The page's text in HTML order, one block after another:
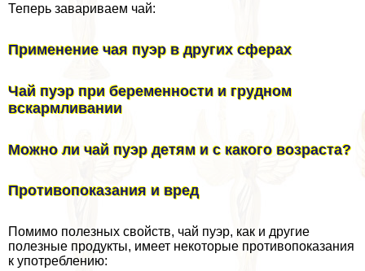
Теперь завариваем чай:
Применение чая пуэр в других сферах
Чай пуэр при беременности и грудном
вскармливании
Можно ли чай пуэр детям и с какого возраста?
Противопоказания и вред
Помимо полезных свойств, чай пуэр, как и другие
полезные продукты, имеет некоторые противопоказания
к употрeблению: